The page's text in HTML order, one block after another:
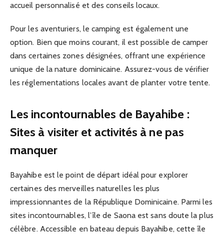
accueil personnalisé et des conseils locaux.
Pour les aventuriers, le camping est également une
option. Bien que moins courant, il est possible de camper
dans certaines zones désignées, offrant une expérience
unique de la nature dominicaine. Assurez-vous de vérifier
les réglementations locales avant de planter votre tente.
Les incontournables de Bayahibe :
Sites à visiter et activités à ne pas
manquer
Bayahibe est le point de départ idéal pour explorer
certaines des merveilles naturelles les plus
impressionnantes de la République Dominicaine. Parmi les
sites incontournables, l’île de Saona est sans doute la plus
célèbre. Accessible en bateau depuis Bayahibe, cette île